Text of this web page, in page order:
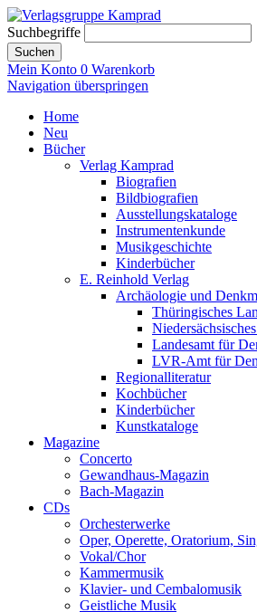
Suchbegriffe
Suchen
Mein Konto 0 Warenkorb
Navigation überspringen
Home
Neu
Bücher
Verlag Kamprad
Biografien
Bildbiografien
Ausstellungskataloge
Instrumentenkunde
Musikgeschichte
Kinderbücher
E. Reinhold Verlag
Archäologie und
Thüringisches
Landesamt für
LVR-Amt für
Regionalliteratur
Kochbücher
Kinderbücher
Kunstkataloge
Magazine
Concerto
Gewandhaus-Magazin
Bach-Magazin
CDs
Orchesterwerke
Oper, Operette, Oratorium,
Vokal/Chor
Kammermusik
Klavier- und Cembalomusik
Geistliche Musik